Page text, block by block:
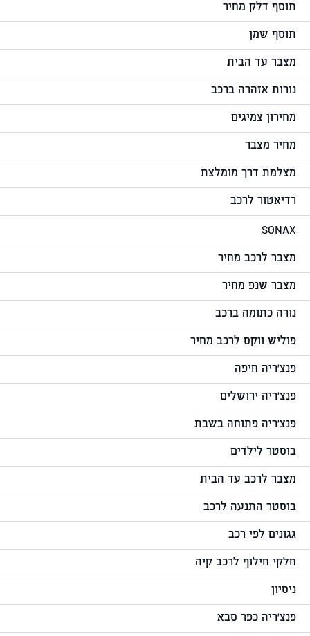
תוסף דלק מחיר
תוסף שמן
מצבר עד הבית
נורות אזהרה ברכב
מחירון צמיגים
מחיר מצבר
מצלמת דרך מומלצת
רדיאטור לרכב
SONAX
מצבר לרכב מחיר
מצבר שנפ מחיר
נורה כתומה ברכב
פוליש ווקס לרכב מחיר
פנצ'ריה חיפה
פנצ'ריה ירושלים
פנצ'ריה פתוחה בשבת
בוסטר לילדים
מצבר לרכב עד הבית
בוסטר התנעה לרכב
גגונים לפי רכב
חלקי חילוף לרכב קיה
ניסיון
פנצ'ריה כפר סבא